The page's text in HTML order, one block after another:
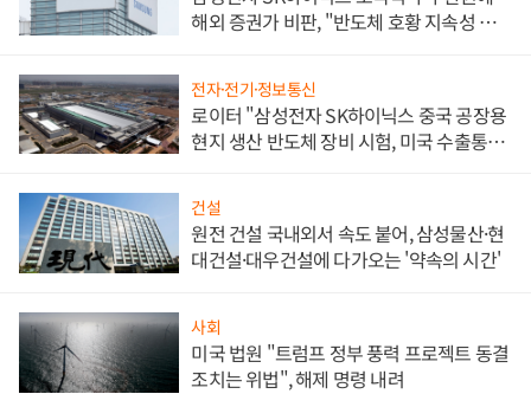
해외 증권가 비판, "반도체 호황 지속성 의
전자·전기·정보통신
로이터 "삼성전자 SK하이닉스 중국 공장용
현지 생산 반도체 장비 시험, 미국 수출통제
건설
원전 건설 국내외서 속도 붙어, 삼성물산·현
대건설·대우건설에 다가오는 '약속의 시간'
사회
미국 법원 "트럼프 정부 풍력 프로젝트 동결
조치는 위법", 해제 명령 내려